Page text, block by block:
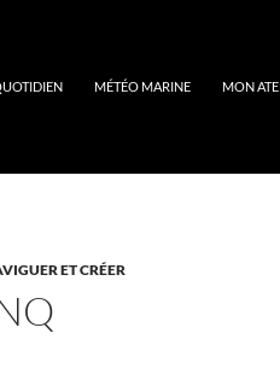
MÉTÉO MARINE MON
ET CRÉER